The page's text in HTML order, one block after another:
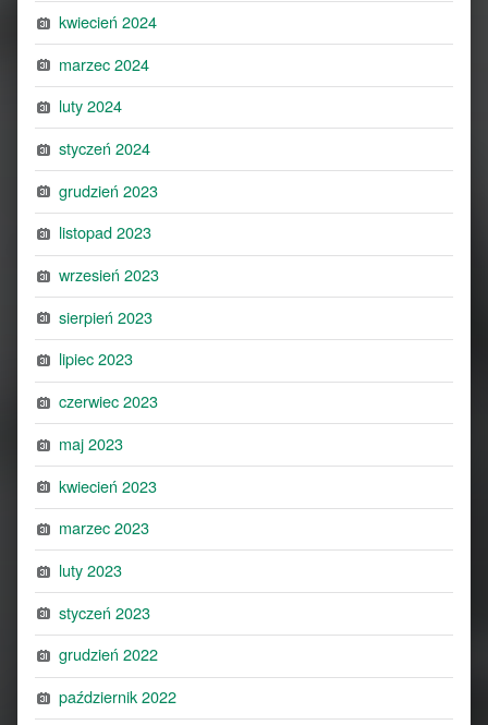
kwiecień 2024
marzec 2024
luty 2024
styczeń 2024
grudzień 2023
listopad 2023
wrzesień 2023
sierpień 2023
lipiec 2023
czerwiec 2023
maj 2023
kwiecień 2023
marzec 2023
luty 2023
styczeń 2023
grudzień 2022
październik 2022